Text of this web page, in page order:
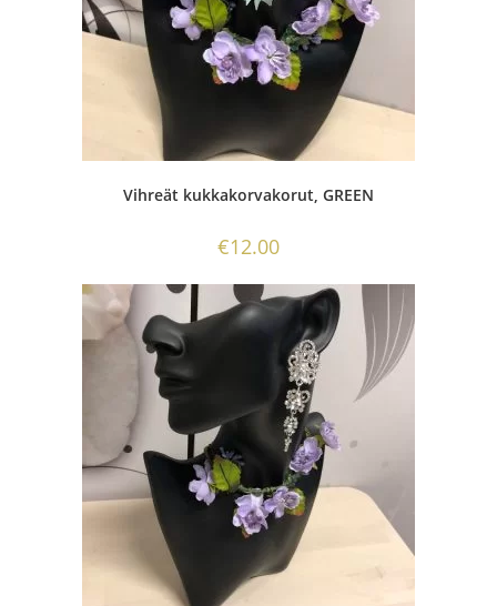
Vihreät kukkakorvakorut, GREEN
€12.00